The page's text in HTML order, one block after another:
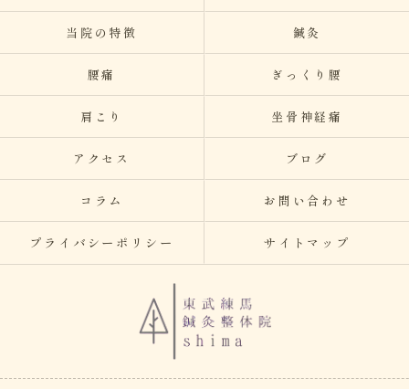
当院の特徴 鍼灸
腰痛 ぎっくり腰
肩こり 坐骨神経痛
アクセス ブログ
コラム お問い合わせ
プライバシーポリシー サイトマップ